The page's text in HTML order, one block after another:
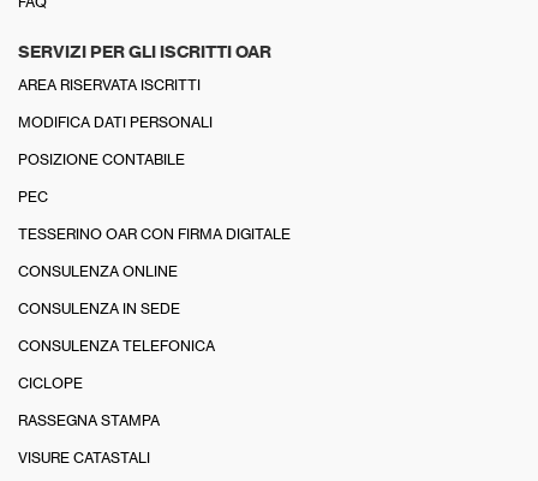
SERVIZI PER GLI ISCRITTI OAR
AREA RISERVATA ISCRITTI
MODIFICA DATI PERSONALI
POSIZIONE CONTABILE
PEC
TESSERINO OAR CON FIRMA DIGITALE
CONSULENZA ONLINE
CONSULENZA IN SEDE
CONSULENZA TELEFONICA
CICLOPE
RASSEGNA STAMPA
VISURE CATASTALI